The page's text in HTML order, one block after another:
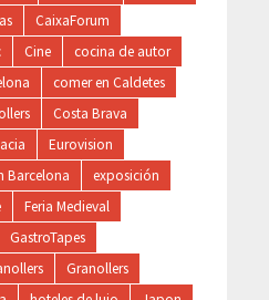
CaixaForum
Cine
cocina de autor
comer en Caldetes
Costa Brava
Eurovision
Barcelona
exposición
Feria Medieval
GastroTapes
Granollers